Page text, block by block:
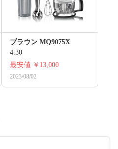
ブラウン MQ9075X
4.30
最安値 ￥13,000
2023/08/02